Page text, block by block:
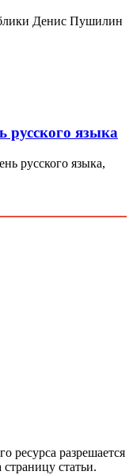
Денис Пушилин
языка
русского языка,
ресурса разрешается
статьи.